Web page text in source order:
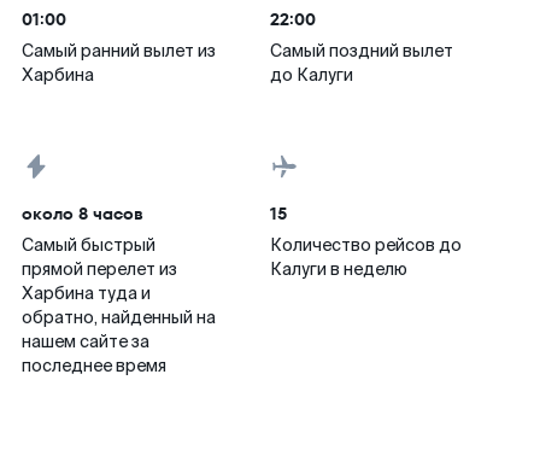
01:00
Самый ранний вылет из
Харбина
22:00
Самый поздний вылет
до Калуги
около 8 часов
Самый быстрый
прямой перелет из
Харбина туда и
обратно, найденный на
нашем сайте за
последнее время
15
Количество рейсов до
Калуги в неделю